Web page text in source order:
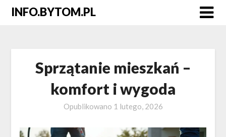
SkipINFO.BYTOM.PL
Sprzątanie mieszkań –
komfort i wygoda
Opublikowano 1 lutego, 2026